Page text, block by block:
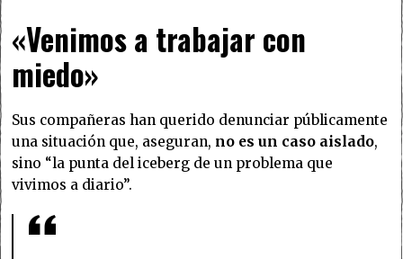
«Venimos a trabajar con
miedo»
Sus compañeras han querido denunciar públicamente
una situación que, aseguran, no es un caso aislado,
sino “la punta del iceberg de un problema que
vivimos a diario”.